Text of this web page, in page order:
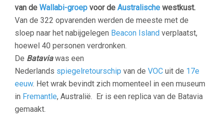
van de Wallabi-groep voor de Australische westkust.
Van de 322 opvarenden werden de meeste met de
sloep naar het nabijgelegen Beacon Island verplaatst,
hoewel 40 personen verdronken.
De Bataviawas een
Nederlands spiegelretourschip van de VOC uit de 17e
eeuw. Het wrak bevindt zich momenteel in een museum
in Fremantle, Australië. Er is een replica van de Batavia
gemaakt.